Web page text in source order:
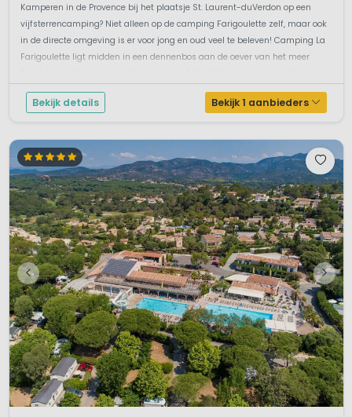
Kamperen in de Provence bij het plaatsje St. Laurent-duVerdon op een
vijfsterrencamping? Niet alleen op de camping Farigoulette zelf, maar ook
in de directe omgeving is er voor jong en oud veel te beleven! Camping La
Farigoulette ligt midden in een dennenbos aan de oever van het meer
Bekijk details Bekijk 1 aanbieders